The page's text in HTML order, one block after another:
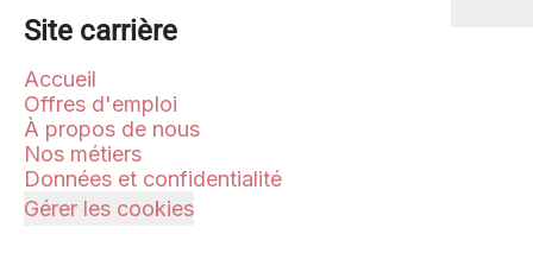
Site carrière
Accueil
Offres d'emploi
À propos de nous
Nos métiers
Données et confidentialité
Gérer les cookies